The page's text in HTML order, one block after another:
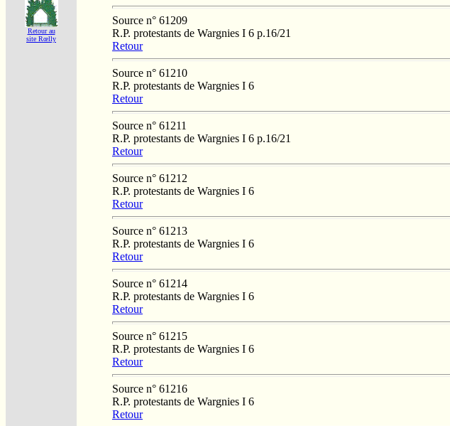
Retour au
site Rœlly
Source n° 61209
R.P. protestants de Wargnies I 6 p.16/21
Retour
Source n° 61210
R.P. protestants de Wargnies I 6
Retour
Source n° 61211
R.P. protestants de Wargnies I 6 p.16/21
Retour
Source n° 61212
R.P. protestants de Wargnies I 6
Retour
Source n° 61213
R.P. protestants de Wargnies I 6
Retour
Source n° 61214
R.P. protestants de Wargnies I 6
Retour
Source n° 61215
R.P. protestants de Wargnies I 6
Retour
Source n° 61216
R.P. protestants de Wargnies I 6
Retour